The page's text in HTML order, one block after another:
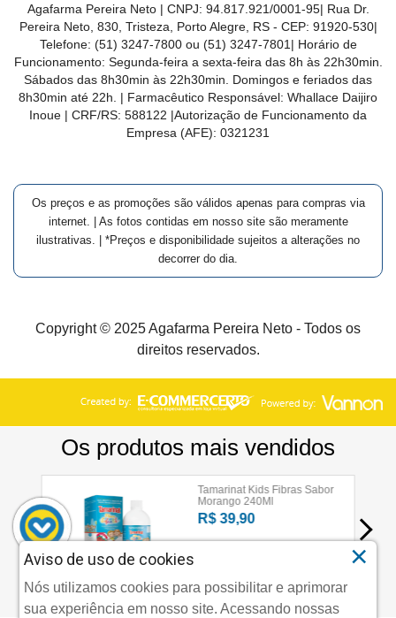
Agafarma Pereira Neto | CNPJ: 94.817.921/0001-95| Rua Dr.
Pereira Neto, 830, Tristeza, Porto Alegre, RS - CEP: 91920-530|
Telefone: (51) 3247-7800 ou (51) 3247-7801 | Horário de
Funcionamento: Segunda-feira a sexta-feira das 8h às 22h30min.
Sábados das 8h30min às 22h30min. Domingos e feriados das
8h30min até 22h. | Farmacêutico Responsável: Whallace Daijiro
Inoue | CRF/RS: 588122 |Autorização de Funcionamento da
Empresa (AFE): 0321231
Os preços e as promoções são válidos apenas para compras via
internet. | As fotos contidas em nosso site são meramente
ilustrativas. | *Preços e disponibilidade sujeitos a alterações no
decorrer do dia.
Copyright © 2025 Agafarma Pereira Neto - Todos os
direitos reservados.
Aviso de uso de cookies
Nós utilizamos cookies para possibilitar e aprimorar
sua experiência em nosso site. Acessando nossas
×